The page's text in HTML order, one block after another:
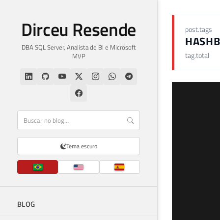
Dirceu Resende
DBA SQL Server, Analista de BI e Microsoft
MVP
Tema escuro
BLOG
post.tags
tag.total